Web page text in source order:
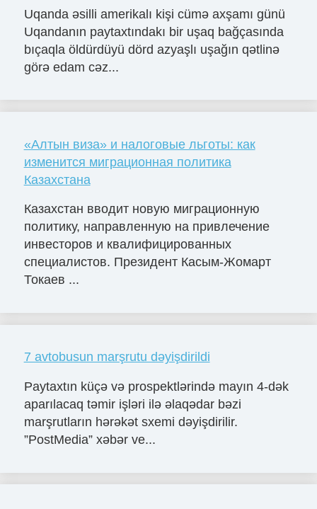
Uqanda əsilli amerikalı kişi cümə axşamı günü
Uqandanın paytaxtındakı bir uşaq bağçasında
bıçaqla öldürdüyü dörd azyaşlı uşağın qətlinə
görə edam cəz...
«Алтын виза» и налоговые льготы: как
изменится миграционная политика
Казахстана
Казахстан вводит новую миграционную
политику, направленную на привлечение
инвесторов и квалифицированных
специалистов. Президент Касым-Жомарт
Токаев ...
7 avtobusun marşrutu dəyişdirildi
Paytaxtın küçə və prospektlərində mayın 4-dək
aparılacaq təmir işləri ilə əlaqədar bəzi
marşrutların hərəkət sxemi dəyişdirilir.
”PostMedia” xəbər ve...